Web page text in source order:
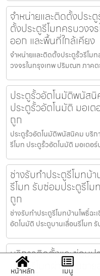
จำหน่ายและติดตั้งประ
ตั้งประตูรีโมทครบวง
ออก และพื้นที่ใกล้เคียง
จำหน่ายและติดตั้งประตูรั้วรีโม
วงจรในกรุงเทพ ปริมณฑ ภาค
ประตูรั้วอัตโนมัติพนัส
ประตูรั้วอัตโนมัติ มอเ
ถูก
ประตูรั้วอัตโนมัติพนัสนิคม บริก
รีโมท ประตูรั้วอัตโนมัติ มอเตอ
ช่างรับทำประตูรีโมทบ้
รีโมท รับซ่อมประตูรีโ
ถูก
ช่างรับทำประตูรีโมทบ้านโพธิ์ฉะ
อัตโนมัติ ประตูบานเลื่อนรีโมท
บริการติดตั้งและซ่อมป
ประตูรีโมทผ่านร้านขา
หน้าหลัก เมนู